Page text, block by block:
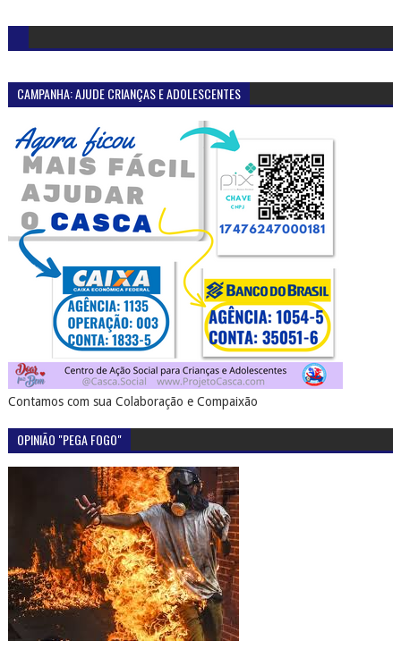
CAMPANHA: AJUDE CRIANÇAS E ADOLESCENTES
Contamos com sua Colaboração e Compaixão
OPINIÃO "PEGA FOGO"